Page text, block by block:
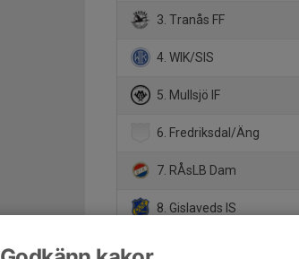
3. Tranås FF
4. WIK/SIS
5. Mullsjö IF
6. Fredriksdal/Äng
7. RÅsLB Dam
8. Gislaveds IS